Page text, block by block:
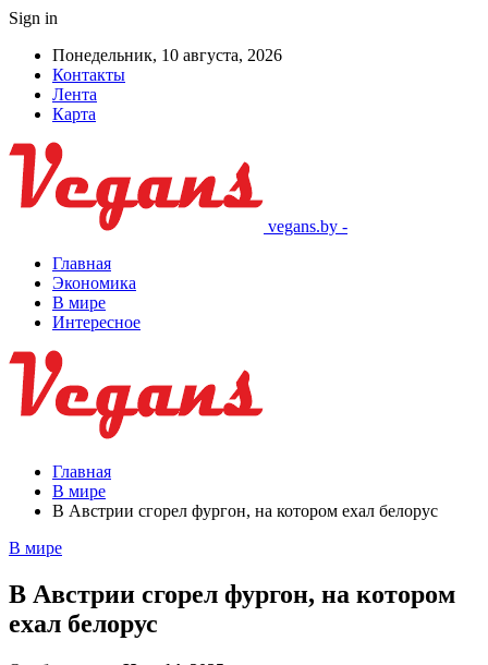
Sign in
Понедельник, 10 августа, 2026
Контакты
Лента
Карта
vegans.by -
Главная
Экономика
В мире
Интересное
Главная
В мире
В Австрии сгорел фургон, на котором ехал белорус
В мире
В Австрии сгорел фургон, на котором
ехал белорус